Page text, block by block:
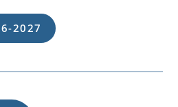
6-2027